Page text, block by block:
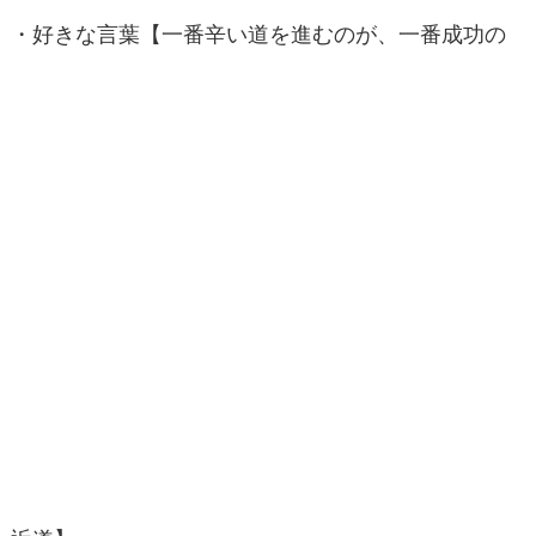
・好きな言葉【一番辛い道を進むのが、一番成功の